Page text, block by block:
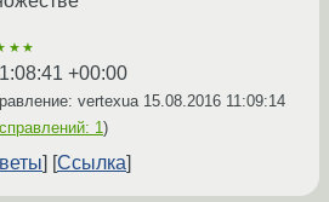
+00:00
vertexua 15.08.2016 11:09:14
1)
Ссылка